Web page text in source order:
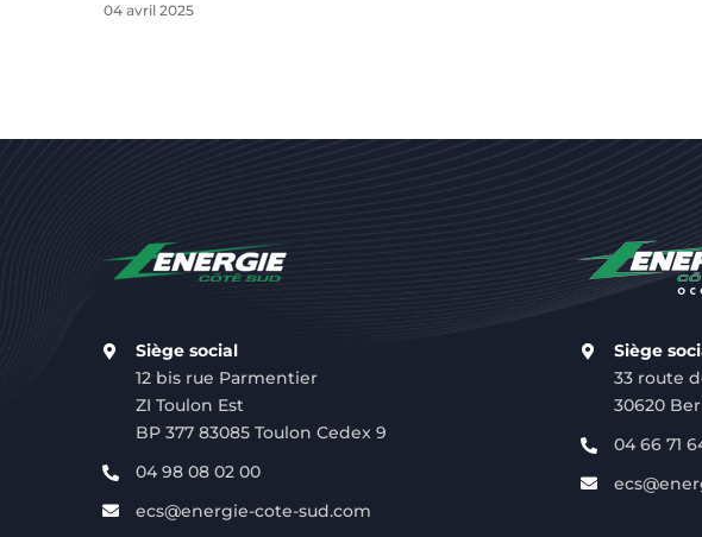
04 avril 2025
Siège social
12 bis rue Parmentier
ZI Toulon Est
BP 377 83085 Toulon Cedex 9
04 98 08 02 00
ecs@energie-cote-sud.com
Siège
33 route
30620
04 66 71